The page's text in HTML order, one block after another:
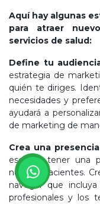
Aquí hay algunas
para atraer
servicios de salud:
Define tu
estrategia de
quién te diriges.
necesidades y
ayudará a
de marketing de
Crea una
esencial tener una
nuevos pacientes.
navegar que
profesionales y los